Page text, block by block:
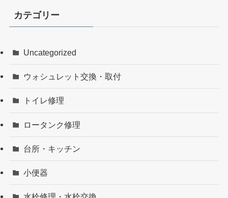
カテゴリー
Uncategorized
ウォシュレット交換・取付
トイレ修理
ロータンク修理
台所・キッチン
小便器